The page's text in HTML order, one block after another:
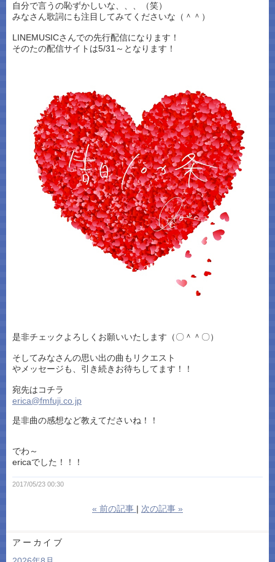
自分で言うの恥ずかしいな、、、（笑）
みなさん歌詞にも注目してみてくださいな（＾＾）
LINEMUSICさんでの先行配信になります！
そのたの配信サイトは5/31～となります！
是非チェックよろしくお願いいたします（〇＾＾〇）
そしてみなさんの思い出の曲もリクエスト
やメッセージも、引き続きお待ちしてます！！
宛先はコチラ
erica@fmfuji.co.jp
是非曲の感想など教えてださいね！！
でわ～
ericaでした！！！
2017/05/23 00:30
« 前の記事 次の記事 »
アーカイブ